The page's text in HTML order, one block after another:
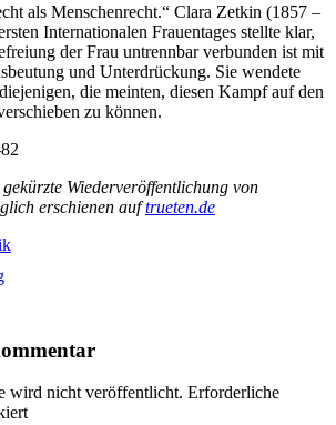
als Menschenrecht.“ Clara Zetkin (1857 –
Internationalen Frauentages stellte klar,
der Frau untrennbar verbunden ist mit
und Unterdrückung. Sie wendete
die meinten, diesen Kampf auf den
zu können.
Wiederveröffentlichung von
erschienen auftrueten.de
wird nicht veröffentlicht. Erforderliche